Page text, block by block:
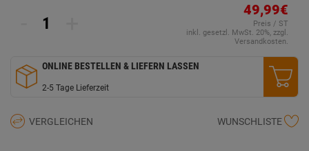
49,99€
Preis / ST
inkl. gesetzl. MwSt. 20%, zzgl.
Versandkosten.
ONLINE BESTELLEN & LIEFERN LASSEN
2-5 Tage Lieferzeit
VERGLEICHEN WUNSCHLISTE